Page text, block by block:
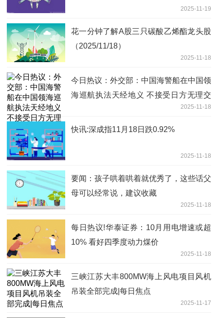
2025-11-19
花一分钟了解A股三只碳酸乙烯酯龙头股
（2025/11/18）
2025-11-18
今日热议：外交部：中国海警船在中国领
海巡航执法天经地义 不接受日方无理交
2025-11-18
快讯:深成指11月18日跌0.92%
2025-11-18
要闻：孩子哄着哄着就优秀了，这些话父
母可以经常说，建议收藏
2025-11-18
每日热议!华泰证券：10月用电增速或超
10% 看好四季度动力煤价
2025-11-18
三峡江苏大丰800MW海上风电项目风机
吊装全部完成|每日焦点
2025-11-17